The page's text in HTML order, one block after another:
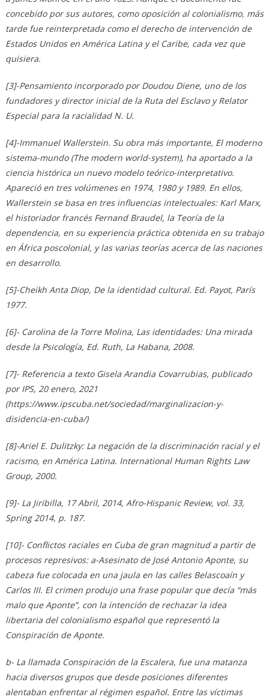
concebido por sus autores, como oposición al colonialismo, más
tarde fue reinterpretada como el derecho de intervención de
Estados Unidos en América Latina y el Caribe, cada vez que
quisiera.
[3]-Pensamiento incorporado por Doudou Diene, uno de los
fundadores y director inicial de la Ruta del Esclavo y Relator
Especial para la racialidad N. U.
[4]-Immanuel Wallerstein. Su obra más importante, El moderno
sistema-mundo (The modern world-system), ha aportado a la
ciencia histórica un nuevo modelo teórico-interpretativo.
Apareció en tres volúmenes en 1974, 1980 y 1989. En ellos,
Wallerstein se basa en tres influencias intelectuales: Karl Marx,
el historiador francés Fernand Braudel, la Teoría de la
dependencia, en su experiencia práctica obtenida en su trabajo
en África poscolonial, y las varias teorías acerca de las naciones
en desarrollo.
[5]-Cheikh Anta Diop, De la identidad cultural. Ed. Payot, París
1977.
[6]- Carolina de la Torre Molina, Las identidades: Una mirada
desde la Psicología, Ed. Ruth, La Habana, 2008.
[7]- Referencia a texto Gisela Arandia Covarrubias, publicado
por IPS, 20 enero, 2021
(https://www.ipscuba.net/sociedad/marginalizacion-y-
disidencia-en-cuba/)
[8]-Ariel E. Dulitzky: La negación de la discriminación racial y el
racismo, en América Latina. International Human Rights Law
Group, 2000.
[9]- La Jiribilla, 17 Abril, 2014, Afro-Hispanic Review, vol. 33,
Spring 2014, p. 187.
[10]- Conflictos raciales en Cuba de gran magnitud a partir de
procesos represivos: a-Asesinato de José Antonio Aponte, su
cabeza fue colocada en una jaula en las calles Belascoaín y
Carlos III. El crimen produjo una frase popular que decía “más
malo que Aponte”, con la intención de rechazar la idea
libertaria del colonialismo español que representó la
Conspiración de Aponte.
b- La llamada Conspiración de la Escalera, fue una matanza
hacia diversos grupos que desde posiciones diferentes
alentaban enfrentar al régimen español. Entre las víctimas